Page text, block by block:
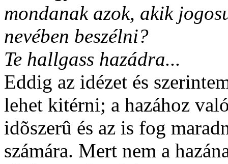
mondanak azok, akik
nevében beszélni?
Te hallgass hazádra...
Eddig az idézet és
lehet kitérni; a hazához
idõszerû és az is fog
számára. Mert nem a